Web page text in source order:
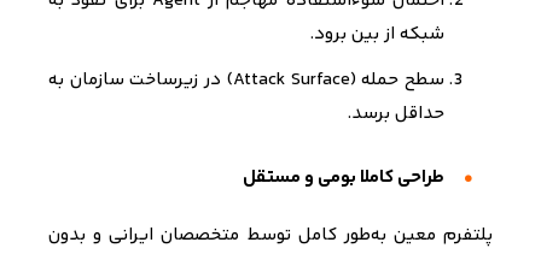
شبکه از بین برود.
سطح حمله(Attack Surface) در زیرساخت سازمان به
حداقل برسد.
طراحی کاملا بومی و مستقل
پلتفرم معین به‌طور کامل توسط متخصصان ایرانی و بدون